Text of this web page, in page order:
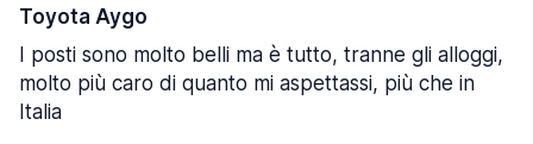
Toyota Aygo
I posti sono molto belli ma è tutto, tranne gli alloggi,
molto più caro di quanto mi aspettassi, più che in
Italia